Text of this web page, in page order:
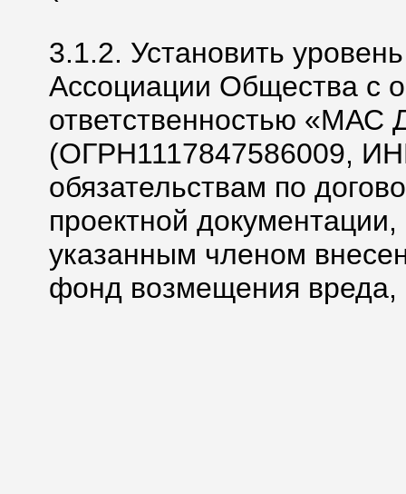
3.1.2. Установить
Ассоциации Общества с
ответственностью
(ОГРН1117847586009,
обязательствам по
проектной
указанным членом
фонд возмещения вреда,